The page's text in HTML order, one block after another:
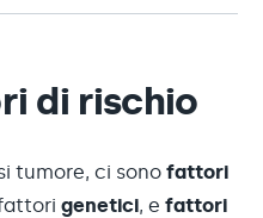
di rischio
tumore, ci sono fattori
genetici, e fattori